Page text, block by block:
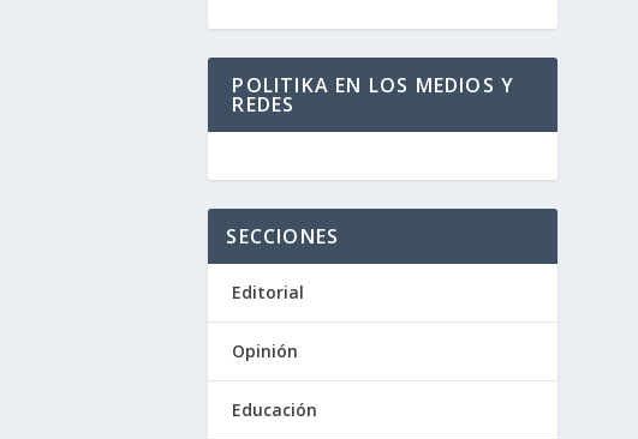
POLITIKA EN LOS MEDIOS Y
REDES
SECCIONES
Editorial
Opinión
Educación